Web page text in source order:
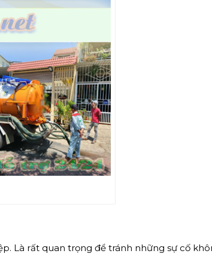
Là rất quan trọng để tránh những sự cố